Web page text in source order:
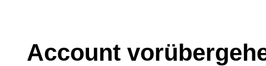
Account